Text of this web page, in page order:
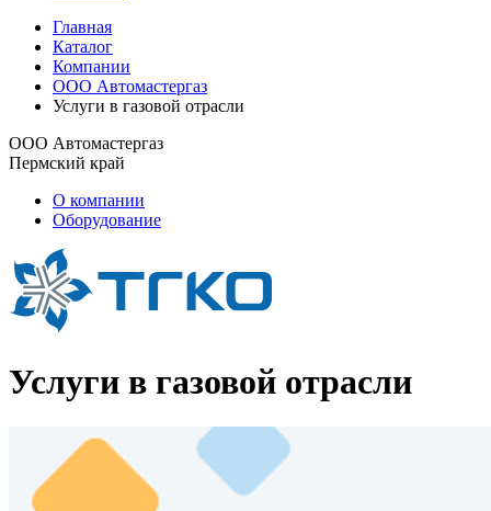
Главная
Каталог
Компании
ООО Автомастергаз
Услуги в газовой отрасли
ООО Автомастергаз
Пермский край
О компании
Оборудование
Услуги в газовой отрасли